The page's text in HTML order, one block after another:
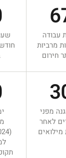
עבודה
מרביות
חירום
מפני
לאחר
מילואים